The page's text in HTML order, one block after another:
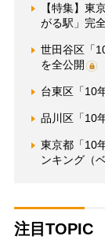
【特集】東
がる駅」完
世田谷区「
を全公開
台東区「10
品川区「10
東京都「10
ンキング（
注目TOPIC